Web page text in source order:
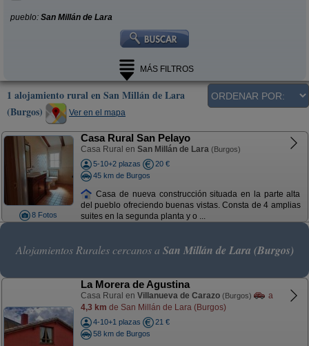
pueblo: San Millán de Lara
MÁS FILTROS
1 alojamiento rural en San Millán de Lara
(Burgos)
Ver en el mapa
8 Fotos
Casa Rural San Pelayo
Casa Rural en San Millán de Lara (Burgos)
5-10+2 plazas
20 €
45 km de Burgos
Casa de nueva construcción situada en la parte alta
del pueblo ofreciendo buenas vistas. Consta de 4 amplias
suites en la segunda planta y o ...
Alojamientos Rurales cercanos a San Millán de Lara (Burgos)
La Morera de Agustina
Casa Rural en Villanueva de Carazo (Burgos)
a
4,3 km de San Millán de Lara (Burgos)
4-10+1 plazas
21 €
58 km de Burgos